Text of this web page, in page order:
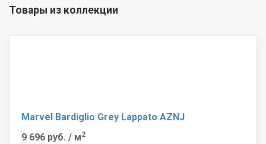
Товары из коллекции
Marvel Bardiglio Grey Lappato AZNJ
9 696 руб. / м2